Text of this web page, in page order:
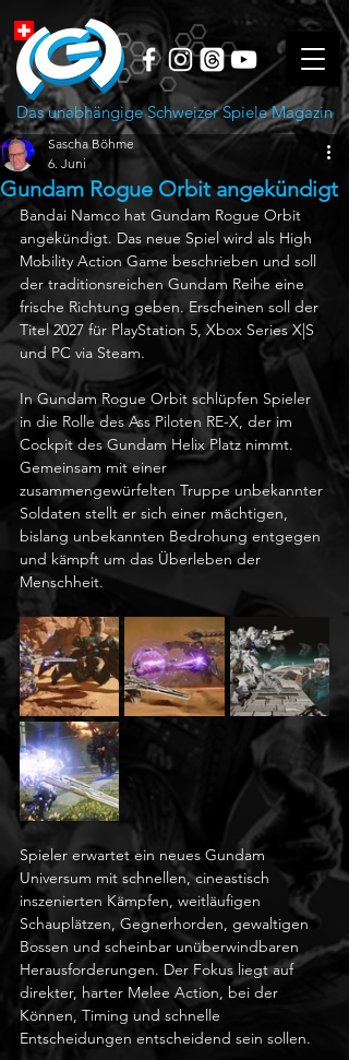
Das unabhängige Schweizer Spiele Magazin
Gundam Rogue Orbit angekündigt
Sascha Böhme
6. Juni
Bandai Namco hat Gundam Rogue Orbit
angekündigt. Das neue Spiel wird als High
Mobility Action Game beschrieben und soll
der traditionsreichen Gundam Reihe eine
frische Richtung geben. Erscheinen soll der
Titel 2027 für PlayStation 5, Xbox Series X|S
und PC via Steam.
In Gundam Rogue Orbit schlüpfen Spieler
in die Rolle des Ass Piloten RE-X, der im
Cockpit des Gundam Helix Platz nimmt.
Gemeinsam mit einer
zusammengewürfelten Truppe unbekannter
Soldaten stellt er sich einer mächtigen,
bislang unbekannten Bedrohung entgegen
und kämpft um das Überleben der
Menschheit.
Spieler erwartet ein neues Gundam
Universum mit schnellen, cineastisch
inszenierten Kämpfen, weitläufigen
Schauplätzen, Gegnerhorden, gewaltigen
Bossen und scheinbar unüberwindbaren
Herausforderungen. Der Fokus liegt auf
direkter, harter Melee Action, bei der
Können, Timing und schnelle
Entscheidungen entscheidend sein sollen.